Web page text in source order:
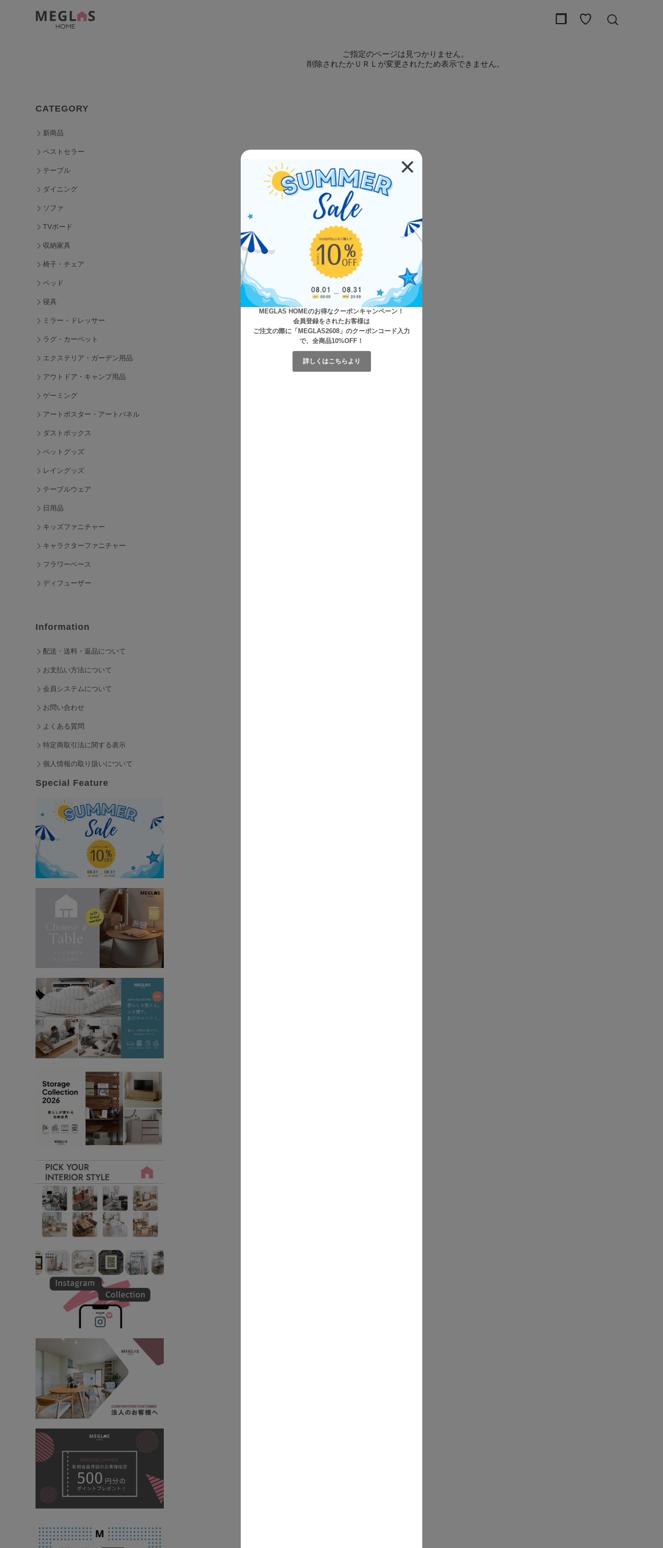
❒ ♡
MEGLAS HOMEのお得なクーポンキャンペーン！
会員登録をされたお客様は
ご注文の際に「MEGLAS2608」のクーポンコード入力
で、全商品10%OFF！
詳しくはこちらより
ご指定のページは見つかりません。
削除されたかＵＲＬが変更されたため表示できません。
CATEGORY
新商品
ベストセラー
テーブル
ダイニング
ソファ
TVボード
収納家具
椅子・チェア
ベッド
寝具
ミラー・ドレッサー
ラグ・カーペット
エクステリア・ガーデン用品
アウトドア・キャンプ用品
ゲーミング
アートポスター・アートパネル
ダストボックス
ペットグッズ
レイングッズ
テーブルウェア
日用品
キッズファニチャー
キャラクターファニチャー
フラワーベース
ディフューザー
Information
配送・送料・返品について
お支払い方法について
会員システムについて
お問い合わせ
よくある質問
特定商取引法に関する表示
個人情報の取り扱いについて
Special Feature